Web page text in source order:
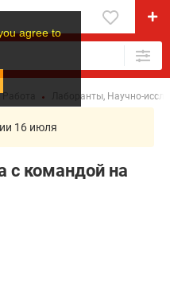
agree to
Работа Лаборанты, Научно-
16 июля
с командой на